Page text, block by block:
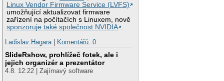
Linux Vendor Firmware Service (LVFS)
umožňující aktualizovat firmware
zařízení na počítačích s Linuxem, nově
sponzoruje také společnost NVIDIA .
Ladislav Hagara | Komentářů: 0
SlideRshow, prohlížeč fotek, ale i
jejich organizér a prezentátor
4.8. 12:22 | Zajímavý software